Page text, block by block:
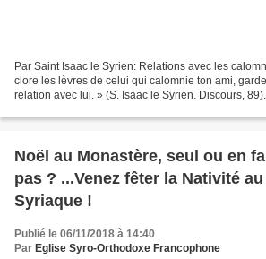
Par Saint Isaac le Syrien: Relations avec les
clore les lèvres de celui qui calomnie ton ami,
relation avec lui. » (S. Isaac le Syrien. Discours,
Noël au Monastère, seul ou en
pas ? ...Venez fêter la Nativité
Syriaque !
Publié le 06/11/2018 à 14:40
Par Eglise Syro-Orthodoxe Francophone